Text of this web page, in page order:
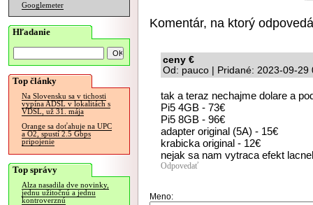
Googlemeter
Hľadanie
Top články
Na Slovensku sa v tichosti
vypína ADSL v lokalitách s
VDSL, už 31. mája
Orange sa doťahuje na UPC
a O2, spustí 2.5 Gbps
pripojenie
Top správy
Alza nasadila dve novinky,
jednu užitočnú a jednu
kontroverznú
Komentár, na ktorý
ceny €
Od: pauco | Pridané: 2023-09-29
tak a teraz nechajme dolare a
Pi5 4GB - 73€
Pi5 8GB - 96€
adapter original (5A) - 15€
krabicka original - 12€
nejak sa nam vytraca efekt
Odpovedať
Meno: